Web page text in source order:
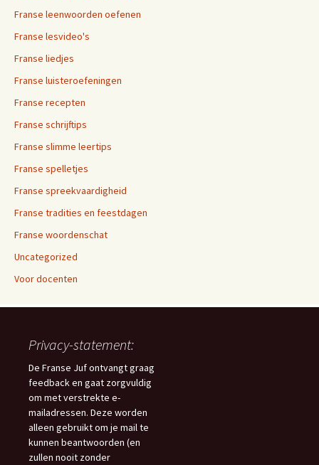
Franse leenwoorden oefenen
Franse lesvideo's
Franse liedjes
Franse luisteroefeningen
Franse recepten
Franse schrijftips
Franse slimme leertips
Franse spelletjes
Franse spreekvaardigheid
Franse tradities en feestdagen
Franse woordenschat
Uncategorized
Voor docenten
Privacy-statement:
De Franse Juf ontvangt graag
feedback en gaat zorgvuldig
om met verstrekte e-
mailadressen. Deze worden
alleen gebruikt om je mail te
kunnen beantwoorden (en
zullen nooit zonder